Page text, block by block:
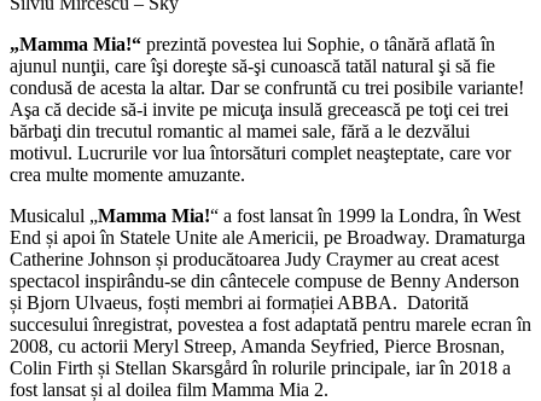
„Mamma Mia!“ prezintă povestea lui Sophie, o tânără aflată în
ajunul nunţii, care îşi doreşte să-şi cunoască tatăl natural şi să fie
condusă de acesta la altar. Dar se confruntă cu trei posibile variante!
Aşa că decide să-i invite pe micuţa insulă grecească pe toţi cei trei
bărbaţi din trecutul romantic al mamei sale, fără a le dezvălui
motivul. Lucrurile vor lua întorsături complet neaşteptate, care vor
crea multe momente amuzante.
Musicalul „Mamma Mia!“ a fost lansat în 1999 la Londra, în West
End și apoi în Statele Unite ale Americii, pe Broadway. Dramaturga
Catherine Johnson și producătoarea Judy Craymer au creat acest
spectacol inspirându-se din cântecele compuse de Benny Anderson
și Bjorn Ulvaeus, foști membri ai formației ABBA. Datorită
succesului înregistrat, povestea a fost adaptată pentru marele ecran în
2008, cu actorii Meryl Streep, Amanda Seyfried, Pierce Brosnan,
Colin Firth și Stellan Skarsgård în rolurile principale, iar în 2018 a
fost lansat și al doilea film Mamma Mia 2.